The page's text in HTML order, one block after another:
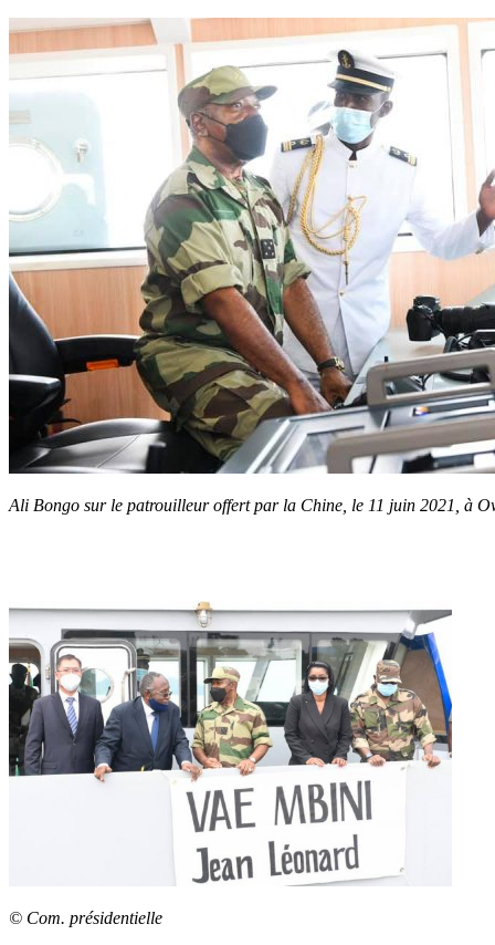
Ali Bongo sur le patrouilleur offert par la Chine, le 11 juin 2021, à
© Com. présidentielle